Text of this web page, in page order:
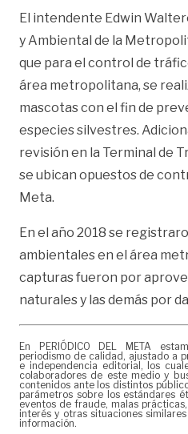
El intendente Edwin
y Ambiental de la
que para el control de
área metropolitana, se
mascotas con el fin de
especies silvestres.
revisión en la Terminal de
se ubican opuestos de
Meta.
En el año 2018 se
ambientales en el área
capturas fueron por
naturales y las demás por
En PERIÓDICO DEL META
periodismo de calidad, ajustado a
e independencia editorial, los
colaboradores de este medio y
contenidos ante los distintos
parámetros sobre los estándares
eventos de fraude, malas
interés y otras situaciones
información.